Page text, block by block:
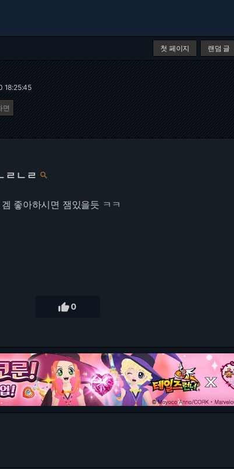
첫 페이지 랜덤 글
18:25:45
면
ㄹㄴㄹ 
좋아하시면 잼있을듯 ㅋㅋ
0